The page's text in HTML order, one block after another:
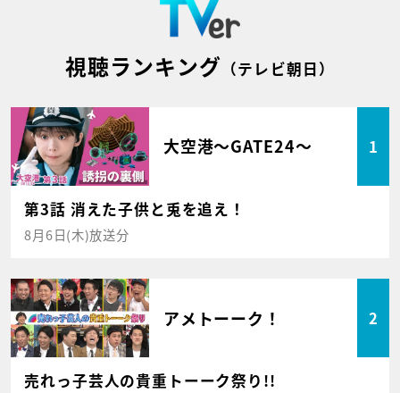
視聴ランキング （テレビ朝日）
大空港～GATE24～ 1
第3話 消えた子供と兎を追え！
8月6日(木)放送分
アメトーーク！ 2
売れっ子芸人の貴重トーーク祭り!!